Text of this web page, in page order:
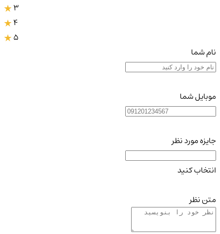
3
4
5
نام شما
موبایل شما
جایزه مورد نظر
انتخاب کنید
متن نظر